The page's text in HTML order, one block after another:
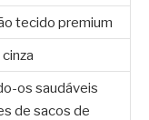
tecido premium
os saudáveis
de sacos de